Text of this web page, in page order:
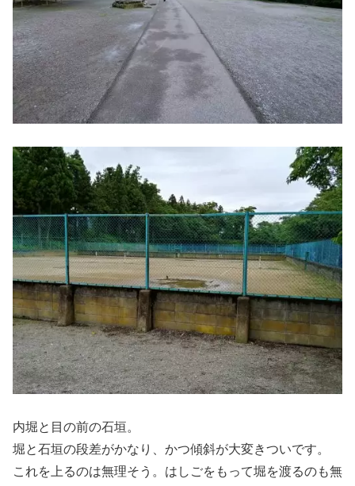
内堀と目の前の石垣。
堀と石垣の段差がかなり、かつ傾斜が大変きついです。
これを上るのは無理そう。はしごをもって堀を渡るのも無